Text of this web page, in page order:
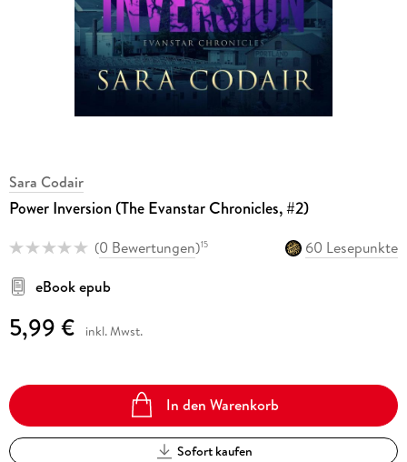
Sara Codair
Power Inversion (The Evanstar Chronicles, #2)
(0 Bewertungen)15
60 Lesepunkte
eBook epub
5,99 € inkl. Mwst.
In den Warenkorb
Sofort kaufen